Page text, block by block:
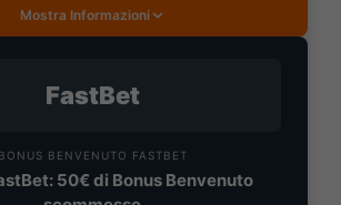
Mostra Informazioni
FastBet
BONUS BENVENUTO FASTBET
50€ di Bonus Benvenuto